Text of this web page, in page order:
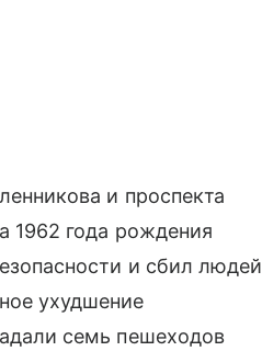
и проспекта
1962 года рождения
и сбил
ухудшение
семь пешеходов